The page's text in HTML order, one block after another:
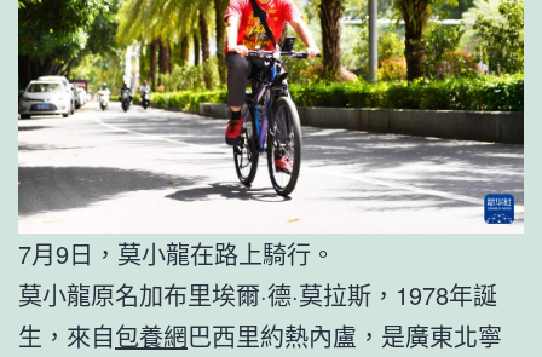
7月9日，莫小龍在路上騎行。
莫小龍原名加布里埃爾·德·莫拉斯，1978年誕
生，來自包養網巴西里約熱內盧，是廣東北寧